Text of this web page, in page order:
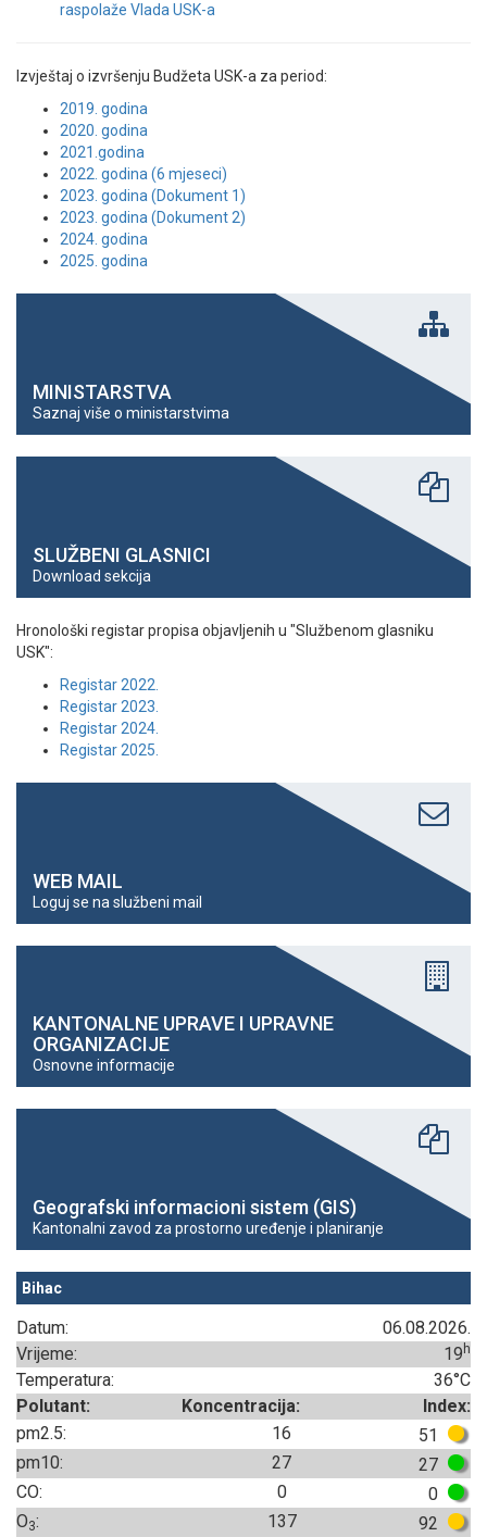
raspolaže Vlada USK-a
Izvještaj o izvršenju Budžeta USK-a za period:
2019. godina
2020. godina
2021.godina
2022. godina (6 mjeseci)
2023. godina (Dokument 1)
2023. godina (Dokument 2)
2024. godina
2025. godina
MINISTARSTVA
Saznaj više o ministarstvima
SLUŽBENI GLASNICI
Download sekcija
Hronološki registar propisa objavljenih u "Službenom glasniku
USK":
Registar 2022.
Registar 2023.
Registar 2024.
Registar 2025.
WEB MAIL
Loguj se na službeni mail
KANTONALNE UPRAVE I UPRAVNE
ORGANIZACIJE
Osnovne informacije
Geografski informacioni sistem (GIS)
Kantonalni zavod za prostorno uređenje i planiranje
Bihac
Datum:
06.08.2026.
Vrijeme:
19 h
Temperatura:
36°C
Polutant:
Koncentracija:
Index:
pm2.5:
16
51
pm10:
27
27
CO:
0
0
O3: 137
92